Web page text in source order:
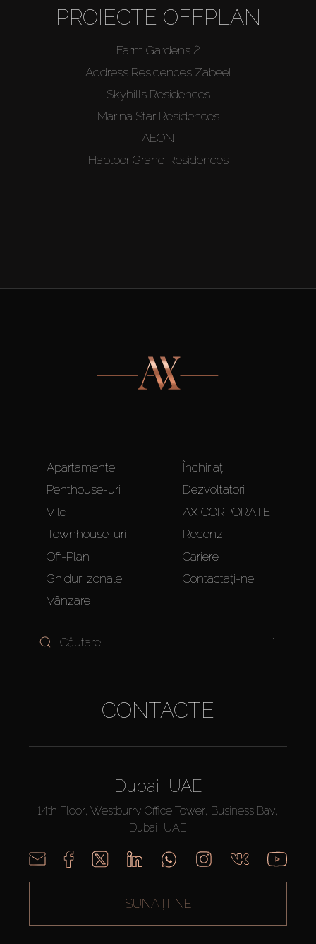
PROIECTE OFFPLAN
Farm Gardens 2
Address Residences Zabeel
Skyhills Residences
Marina Star Residences
AEON
Habtoor Grand Residences
Apartamente
Penthouse-uri
Vile
Townhouse-uri
Off-Plan
Ghiduri zonale
Vânzare
Închiriați
Dezvoltatori
AX CORPORATE
Recenzii
Cariere
Contactați-ne
1
CONTACTE
Dubai, UAE
14th Floor, Westburry Office Tower, Business Bay,
Dubai, UAE
SUNAȚI-NE